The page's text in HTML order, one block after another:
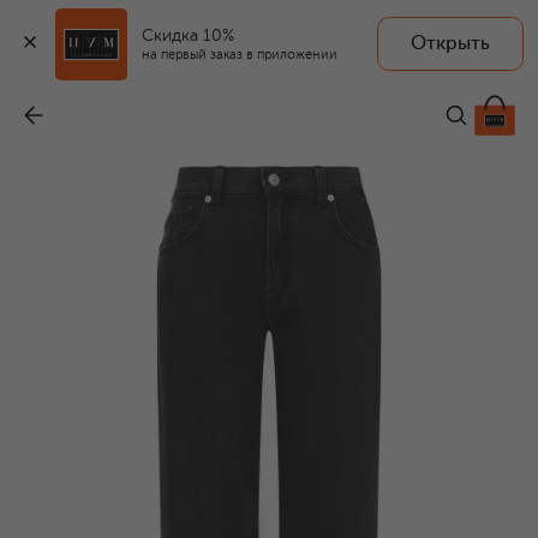
Скидка 10%
на первый заказ в приложении
Открыть
31 900 ₽